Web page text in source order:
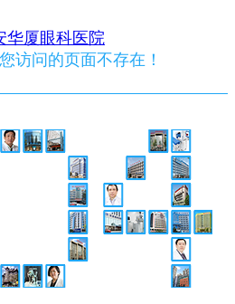
访问的页面不存在！